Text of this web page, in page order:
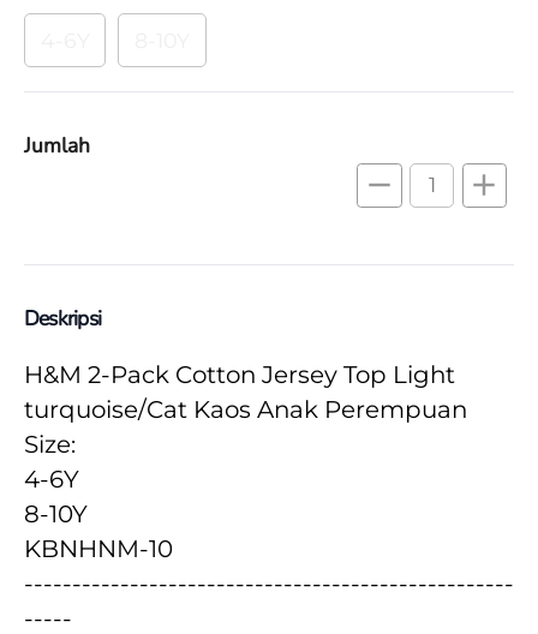
Jumlah
remove add
Deskripsi
H&M 2-Pack Cotton Jersey Top Light
turquoise/Cat Kaos Anak Perempuan
Size:
4-6Y
8-10Y
KBNHNM-10
---------------------------------------------------
-----